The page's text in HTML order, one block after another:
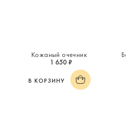
Кожаный очечник
1 650 ₽
В КОРЗИНУ